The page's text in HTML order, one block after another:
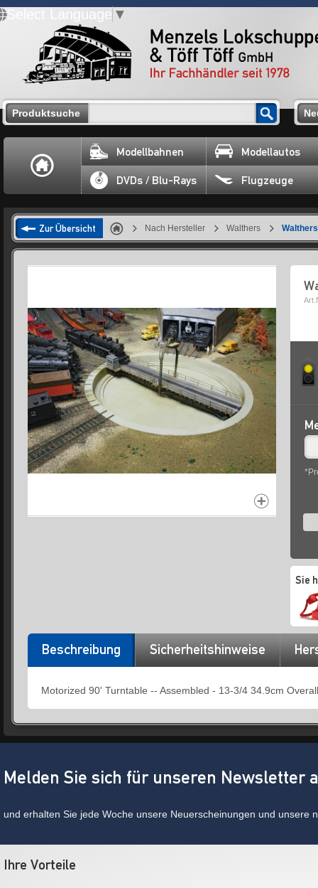
Select Language ▼
Produktsuche
Modellbahnen Modellautos
DVDs / Blu-Rays Flugzeuge
Zur Übersicht Nach Hersteller Walthers
Sie
Beschreibung Sicherheitshinweise
Motorized 90' Turntable -- Assembled - 13-3/4 34.9cm
Melden Sie sich für unseren Newsletter
und erhalten Sie jede Woche unsere Neuerscheinungen und unsere
Ihre Vorteile